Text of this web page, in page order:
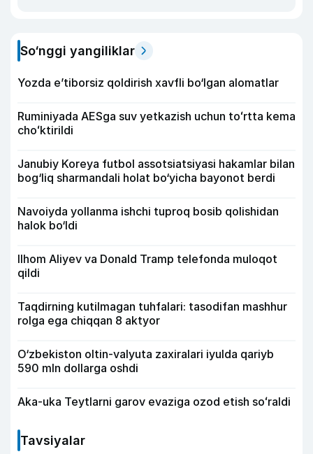
So‘nggi yangiliklar
Yozda e’tiborsiz qoldirish xavfli bo‘lgan alomatlar
Ruminiyada AESga suv yetkazish uchun toʻrtta kema
choʻktirildi
Janubiy Koreya futbol assotsiatsiyasi hakamlar bilan
bog‘liq sharmandali holat bo‘yicha bayonot berdi
Navoiyda yollanma ishchi tuproq bosib qolishidan
halok bo‘ldi
Ilhom Aliyev va Donald Tramp telefonda muloqot
qildi
Taqdirning kutilmagan tuhfalari: tasodifan mashhur
rolga ega chiqqan 8 aktyor
O‘zbekiston oltin-valyuta zaxiralari iyulda qariyb
590 mln dollarga oshdi
Aka-uka Teytlarni garov evaziga ozod etish soʻraldi
Tavsiyalar